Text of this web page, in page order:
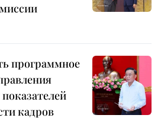
программное
кадров